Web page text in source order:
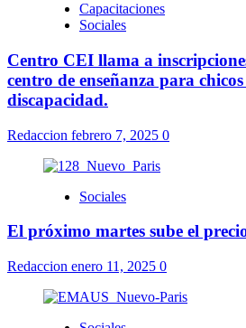
Capacitaciones
Sociales
Centro CEI llama a
centro de enseñanza para
discapacidad.
Redaccion febrero 7, 2025 0
Sociales
El próximo martes sube el
Redaccion enero 11, 2025 0